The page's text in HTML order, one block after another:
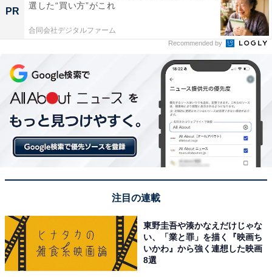
PR
選した“買い方”がこれ
合同会社デジタルファーム
Recommended by
注目の連載
東野圭吾や湊かなえだけじゃな
い、「業と罪」を描く『映画ち
いかわ』から強く連想した映画
8選